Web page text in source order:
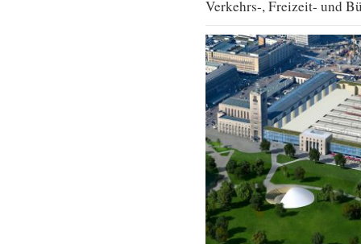
Verkehrs-, Freizeit- und